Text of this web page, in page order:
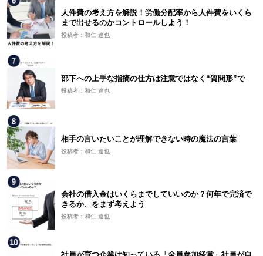
人件費の考え方を解説！労働分配率から人件費をいくら
まで出せるのかコントロールしよう！
投稿者：和仁 達也
部下への上手な指摘の仕方は注意ではなく“質問形”で
投稿者：和仁 達也
相手の言いたいことが理解できない時の魔法の言葉
投稿者：和仁 達也
会社の借入金はいくらまでしていいのか？何年で完済で
きるか、をまず考えよう
投稿者：和仁 達也